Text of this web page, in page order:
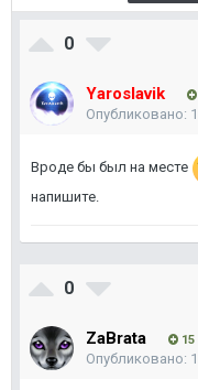
0
Yaroslavik
Опубликовано:
Вроде бы был на месте
напишите.
0
ZaBrata 15
Опубликовано: